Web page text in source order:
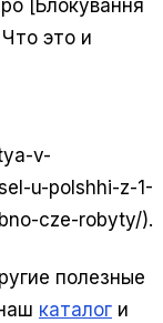
[Блокування
это и
v-
u-polshhi-z-1-
cze-robyty/).
полезные
каталог и